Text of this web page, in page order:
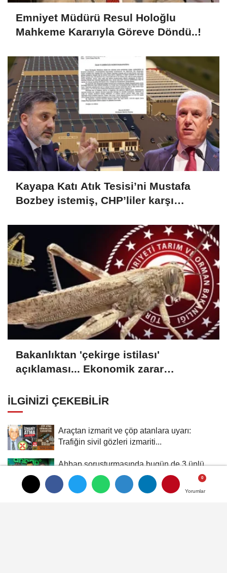
Yorumlar
Yorumlar
Emniyet Müdürü Resul Holoğlu
Mahkeme Kararıyla Göreve Döndü..!
Kayapa Katı Atık Tesisi’ni Mustafa
Bozbey istemiş, CHP’liler karşı
Bakanlıktan 'çekirge istilası'
açıklaması... Ekonomik zarar
İLGINIZI ÇEKEBILIR
Araçtan izmarit ve çöp atanlara uyarı:
Trafiğin sivil gözleri izmariti...
Ahbap soruşturmasında bugün de 3 ünlü
ismin bilgisine başvuruldu!